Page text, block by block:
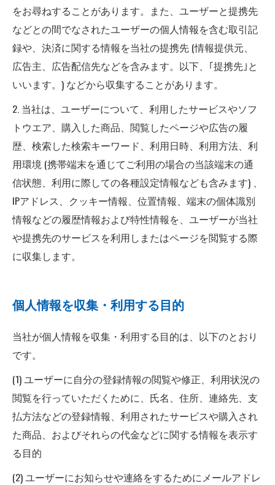
をお尋ねすることがあります。また、ユーザーと提携先
などとの間でなされたユーザーの個人情報を含む取引記
録や、決済に関する情報を当社の提携先 (情報提供元、
広告主、広告配信先などを含みます。以下、｢提携先｣と
いいます。) などから収集することがあります。
2. 当社は、ユーザーについて、利用したサービスやソフ
トウエア、購入した商品、閲覧したページや広告の履
歴、検索した検索キーワード、利用日時、利用方法、利
用環境 (携帯端末を通じてご利用の場合の当該端末の通
信状態、利用に際しての各種設定情報なども含みます) 、
IPアドレス、クッキー情報、位置情報、端末の個体識別
情報などの履歴情報および特性情報を、ユーザーが当社
や提携先のサービスを利用しまたはページを閲覧する際
に収集します。
個人情報を収集・利用する目的
当社が個人情報を収集・利用する目的は、以下のとおり
です。
(1) ユーザーに自分の登録情報の閲覧や修正、利用状況の
閲覧を行っていただくために、氏名、住所、連絡先、支
払方法などの登録情報、利用されたサービスや購入され
た商品、およびそれらの代金などに関する情報を表示す
る目的
(2) ユーザーにお知らせや連絡をするためにメールアドレ